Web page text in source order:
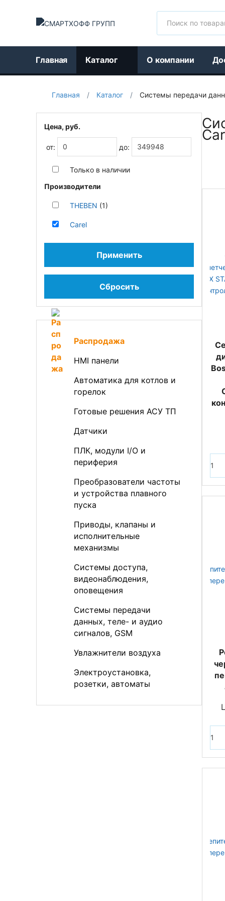
Главная Каталог О компании
Главная / Каталог / Системы передачи
Цена, руб.
от: до:
Только в наличии
Производители
THEBEN (1)
Carel
Применить
Сбросить
Распродажа
HMI панели
Автоматика для котлов и
горелок
Готовые решения АСУ ТП
Датчики
ПЛК, модули I/O и
периферия
Преобразователи частоты
и устройства плавного
пуска
Приводы, клапаны и
исполнительные
механизмы
Системы доступа,
видеонаблюдения,
оповещения
Системы передачи
данных, теле- и аудио
сигналов, GSM
Увлажнители воздуха
Электроустановка,
розетки, автоматы